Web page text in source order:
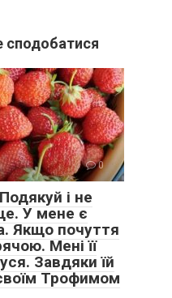
0
і не
У мене є
Якщо почуття
Мені її
Завдяки їй
Трофимом